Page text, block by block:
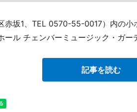
赤坂1、TEL 0570-55-0017）内の
ール チェンバーミュージック・ガー
記事を読む